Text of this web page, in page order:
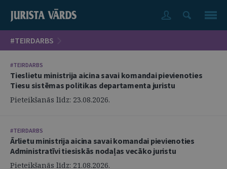
#TEIRDARBS
#TEIRDARBS
Tieslietu ministrija aicina savai komandai pievienoties
Tiesu sistēmas politikas departamenta juristu
Pieteikšanās līdz: 23.08.2026.
#TEIRDARBS
Ārlietu ministrija aicina savai komandai pievienoties
Administratīvi tiesiskās nodaļas vecāko juristu
Pieteikšanās līdz: 21.08.2026.